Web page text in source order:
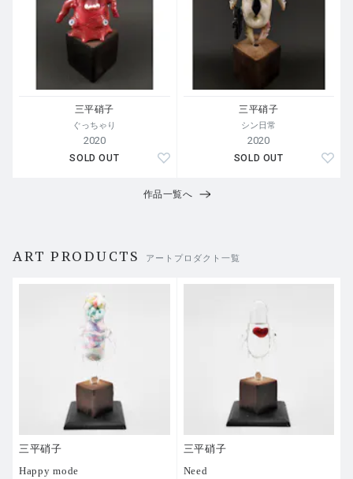
三平硝子
ぐっちゃり
2020
SOLD OUT
三平硝子
シン日常
2020
SOLD OUT
作品一覧へ
ART PRODUCTS アートプロダクト一覧
三平硝子
Happy mode
三平硝子
Need